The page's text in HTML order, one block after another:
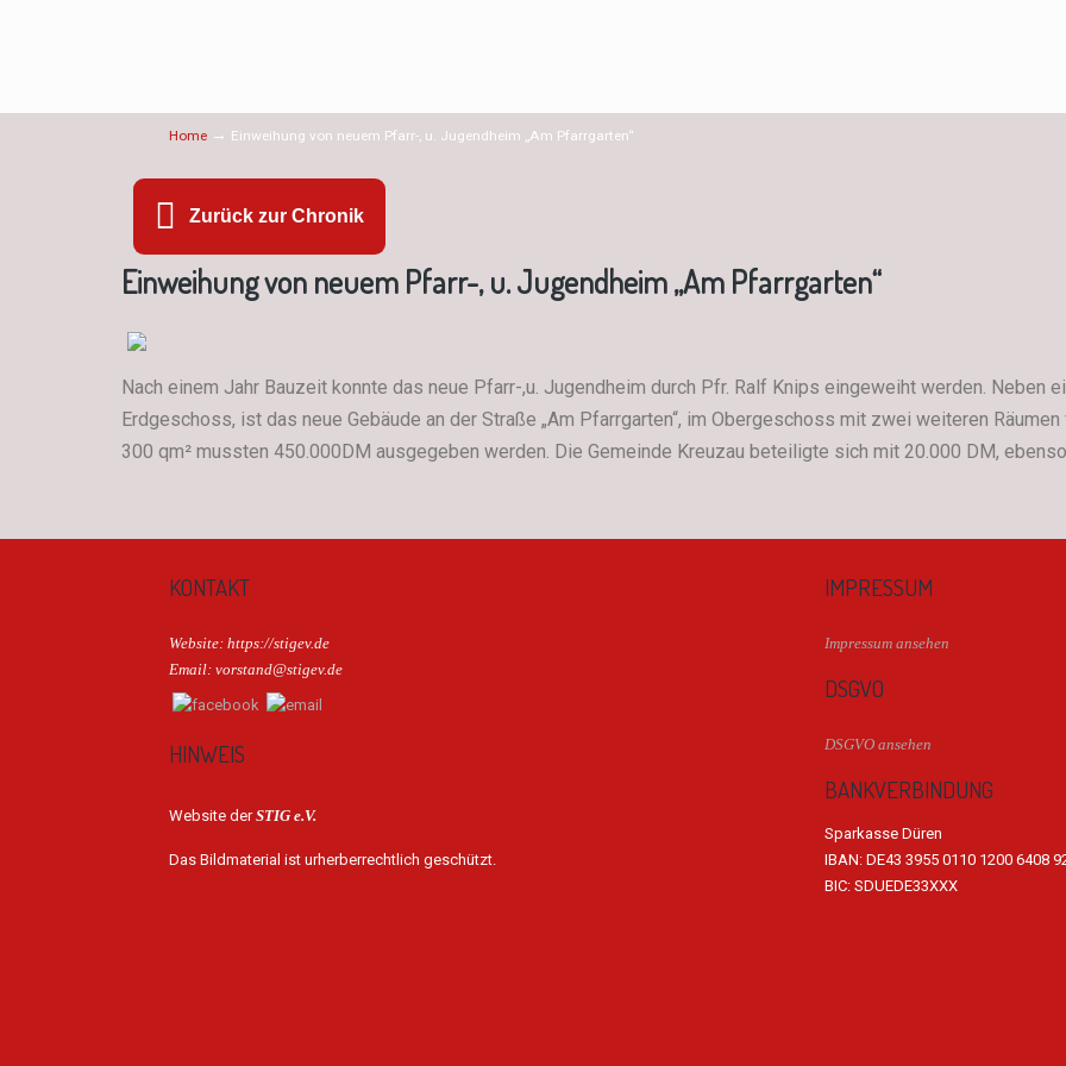
Home → Einweihung von neuem Pfarr-, u. Jugendheim „Am Pfarrgarten“
Zurück zur Chronik
Einweihung von neuem Pfarr-, u. Jugendheim „Am Pfarrgarten“
Nach einem Jahr Bauzeit konnte das neue Pfarr-,u. Jugendheim durch Pfr. Ralf Knips eingeweiht werden. Neben
Erdgeschoss, ist das neue Gebäude an der Straße „Am Pfarrgarten“, im Obergeschoss mit zwei weiteren
300 qm² mussten 450.000DM ausgegeben werden. Die Gemeinde Kreuzau beteiligte sich mit 20.000 DM,
KONTAKT
Website: https://stigev.de
Email: vorstand@stigev.de
HINWEIS
Website derSTIG e.V.
Das Bildmaterial ist urherberrechtlich geschützt.
IMPRESSUM
Impressum ansehen
DSGVO
DSGVO ansehen
BANKVERBINDUNG
Sparkasse Düren
IBAN: DE43 3955 0110 1200 6408
BIC: SDUEDE33XXX